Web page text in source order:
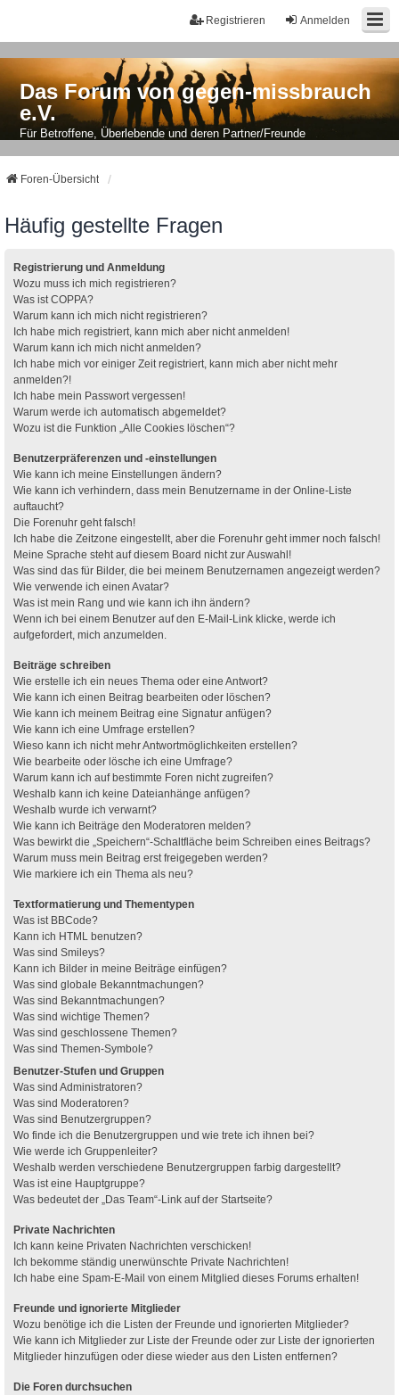
Anmelden
Registrieren
Das Forum von gegen-missbrauch
e.V.
Für Betroffene, Überlebende und deren Partner/Freunde
Foren-Übersicht
Häufig gestellte Fragen
Registrierung und Anmeldung
Wozu muss ich mich registrieren?
Was ist COPPA?
Warum kann ich mich nicht registrieren?
Ich habe mich registriert, kann mich aber nicht anmelden!
Warum kann ich mich nicht anmelden?
Ich habe mich vor einiger Zeit registriert, kann mich aber nicht mehr
anmelden?!
Ich habe mein Passwort vergessen!
Warum werde ich automatisch abgemeldet?
Wozu ist die Funktion „Alle Cookies löschen“?
Benutzerpräferenzen und -einstellungen
Wie kann ich meine Einstellungen ändern?
Wie kann ich verhindern, dass mein Benutzername in der Online-Liste
auftaucht?
Die Forenuhr geht falsch!
Ich habe die Zeitzone eingestellt, aber die Forenuhr geht immer noch falsch!
Meine Sprache steht auf diesem Board nicht zur Auswahl!
Was sind das für Bilder, die bei meinem Benutzernamen angezeigt werden?
Wie verwende ich einen Avatar?
Was ist mein Rang und wie kann ich ihn ändern?
Wenn ich bei einem Benutzer auf den E-Mail-Link klicke, werde ich
aufgefordert, mich anzumelden.
Beiträge schreiben
Wie erstelle ich ein neues Thema oder eine Antwort?
Wie kann ich einen Beitrag bearbeiten oder löschen?
Wie kann ich meinem Beitrag eine Signatur anfügen?
Wie kann ich eine Umfrage erstellen?
Wieso kann ich nicht mehr Antwortmöglichkeiten erstellen?
Wie bearbeite oder lösche ich eine Umfrage?
Warum kann ich auf bestimmte Foren nicht zugreifen?
Weshalb kann ich keine Dateianhänge anfügen?
Weshalb wurde ich verwarnt?
Wie kann ich Beiträge den Moderatoren melden?
Was bewirkt die „Speichern“-Schaltfläche beim Schreiben eines Beitrags?
Warum muss mein Beitrag erst freigegeben werden?
Wie markiere ich ein Thema als neu?
Textformatierung und Thementypen
Was ist BBCode?
Kann ich HTML benutzen?
Was sind Smileys?
Kann ich Bilder in meine Beiträge einfügen?
Was sind globale Bekanntmachungen?
Was sind Bekanntmachungen?
Was sind wichtige Themen?
Was sind geschlossene Themen?
Was sind Themen-Symbole?
Benutzer-Stufen und Gruppen
Was sind Administratoren?
Was sind Moderatoren?
Was sind Benutzergruppen?
Wo finde ich die Benutzergruppen und wie trete ich ihnen bei?
Wie werde ich Gruppenleiter?
Weshalb werden verschiedene Benutzergruppen farbig dargestellt?
Was ist eine Hauptgruppe?
Was bedeutet der „Das Team“-Link auf der Startseite?
Private Nachrichten
Ich kann keine Privaten Nachrichten verschicken!
Ich bekomme ständig unerwünschte Private Nachrichten!
Ich habe eine Spam-E-Mail von einem Mitglied dieses Forums erhalten!
Freunde und ignorierte Mitglieder
Wozu benötige ich die Listen der Freunde und ignorierten Mitglieder?
Wie kann ich Mitglieder zur Liste der Freunde oder zur Liste der ignorierten
Mitglieder hinzufügen oder diese wieder aus den Listen entfernen?
Die Foren durchsuchen